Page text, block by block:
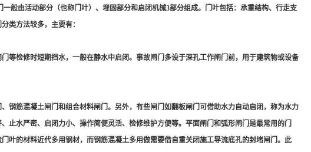
般由活动部分（也称门叶）、埋固部分和启闭机械3部分组成。门叶包括：承重结构、行走支
类方法较多，主要有：
检修时短期挡水，一般在静水中启闭。事故闸门多设于深孔工作闸门前，用于建筑物或设备
筋混凝土闸门和组合材料闸门。另外，有些闸门如翻板闸门可借助水力自动启闭，称为水力
止水严密、启闭力小、操作简便灵活、检修维护方便等。平面闸门和弧形闸门是最常用的门
叶的材料近代多用钢材，而钢筋混凝土多用做需要借自重关闭施工导流底孔的封堵闸门。此